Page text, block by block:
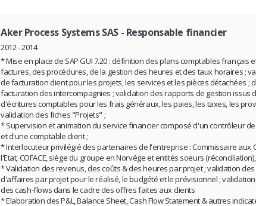
Aker Process Systems SAS- Responsable financier
2012 - 2014
* Mise en place de SAP GUI 7.20 : définition des plans comptables français
factures, des procédures, de la gestion des heures et des taux horaires ;
de facturation client pour les projets, les services et les pièces détachées ;
facturation des intercompagnies ; validation des rapports de gestion issus
d'écritures comptables pour les frais généraux, les paies, les taxes, les
validation des fiches "Projets" ;
* Supervision et animation du service financier composé d'un contrôleur
et d'une comptable client ;
* Interlocuteur privilégié des partenaires de l'entreprise : Commissaire aux
l'Etat, COFACE, siège du groupe en Norvége et entités soeurs
* Validation des revenus, des coûts & des heures par projet ; validation
d'affaires par projet pour le réalisé, le budgété et le prévisionnel ;
des cash-flows dans le cadre des offres faites aux clients
* Elaboration des P&L, Balance Sheet, Cash Flow Statement & autres